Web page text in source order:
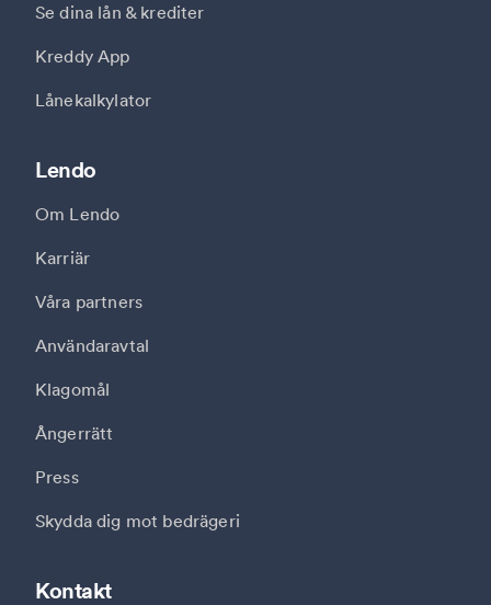
Se dina lån & krediter
Kreddy App
Lånekalkylator
Kontakt
Lendo
Om Lendo
Karriär
Våra partners
Användaravtal
Klagomål
Ångerrätt
Press
Skydda dig mot bedrägeri